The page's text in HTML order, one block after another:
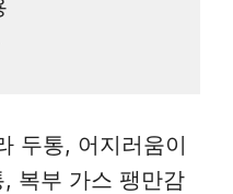
두통, 어지러움이
복부 가스 팽만감